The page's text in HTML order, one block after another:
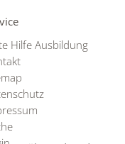
Hilfe Ausbildung